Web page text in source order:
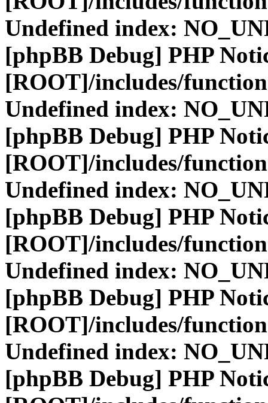
Undefined index:
[phpBB Debug] PHP
[ROOT]/includes/
Undefined index:
[phpBB Debug] PHP
[ROOT]/includes/
Undefined index:
[phpBB Debug] PHP
[ROOT]/includes/
Undefined index:
[phpBB Debug] PHP
[ROOT]/includes/
Undefined index:
[phpBB Debug] PHP